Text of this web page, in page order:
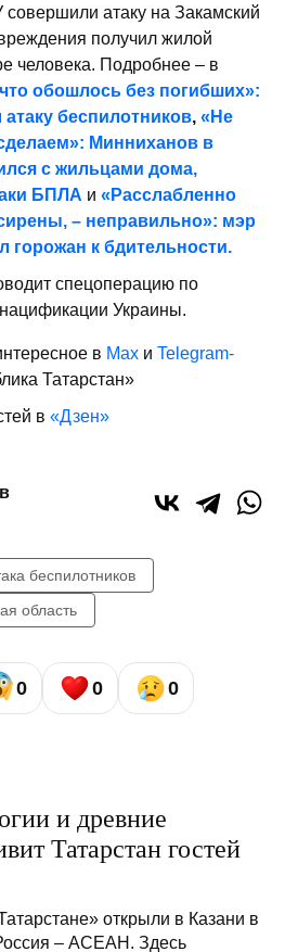
атаку на Закамский
получил жилой
человека. Подробнее – в
обошлось без погибших»:
беспилотников, «Не
Минниханов в
с жильцами дома,
БПЛА и «Расслабленно
сирены, – неправильно»: мэр
горожан к бдительности.
спецоперацию по
Украины.
в Max и Telegram-
Татарстан»
в «Дзен»
беспилотников
область
0 0 0
и древние
Татарстан гостей
открыли в Казани в
– АСЕАН. Здесь